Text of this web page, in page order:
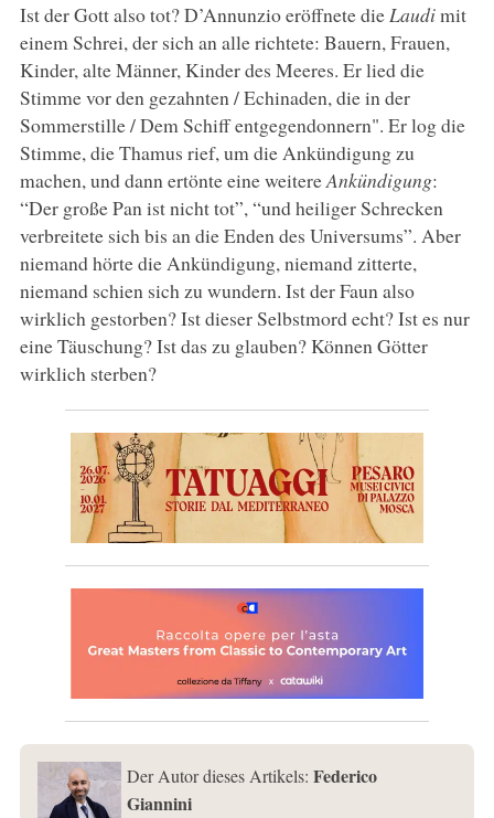
Ist der Gott also tot? D’Annunzio eröffnete dieLaudimit
einem Schrei, der sich an alle richtete: Bauern, Frauen,
Kinder, alte Männer, Kinder des Meeres. Er lied die
Stimme vor den gezahnten / Echinaden, die in der
Sommerstille / Dem Schiff entgegendonnern". Er log die
Stimme, die Thamus rief, um die Ankündigung zu
machen, und dann ertönte eine weitereAnkündigung:
“Der große Pan ist nicht tot”, “und heiliger Schrecken
verbreitete sich bis an die Enden des Universums”. Aber
niemand hörte die Ankündigung, niemand zitterte,
niemand schien sich zu wundern. Ist der Faun also
wirklich gestorben? Ist dieser Selbstmord echt? Ist es nur
eine Täuschung? Ist das zu glauben? Können Götter
wirklich sterben?
Der Autor dieses Artikels: Federico
Giannini